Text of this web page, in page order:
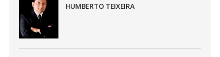
HUMBERTO TEIXEIRA